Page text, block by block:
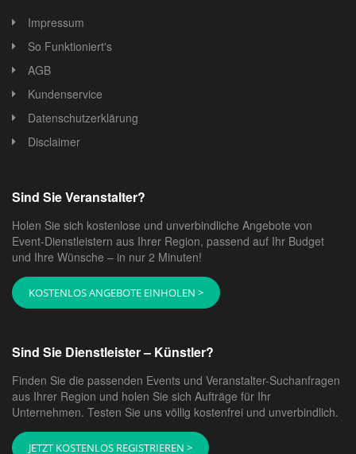
Impressum
So Funktioniert's
AGB
Kundenservice
Datenschutzerklärung
Disclaimer
Sind Sie Veranstalter?
Holen Sie sich kostenlose und unverbindliche Angebote von
Event-Dienstleistern aus Ihrer Region, passend auf Ihr Budget
und Ihre Wünsche – in nur 2 Minuten!
KOSTENLOS ANGEBOTE EINHOLEN >
Sind Sie Dienstleister – Künstler?
Finden Sie die passenden Events und Veranstalter-Suchanfragen
aus Ihrer Region und holen Sie sich Aufträge für Ihr
Unternehmen. Testen Sie uns völlig kostenfrei und unverbindlich.
JETZT KOSTENLOS REGISTRIEREN >